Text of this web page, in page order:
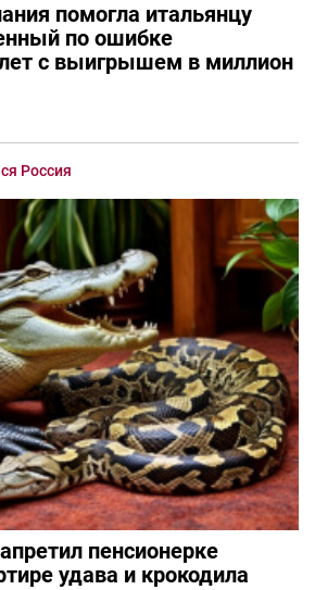
помогла итальянцу
по ошибке
с выигрышем в миллион
Россия
пенсионерке
удава и крокодила